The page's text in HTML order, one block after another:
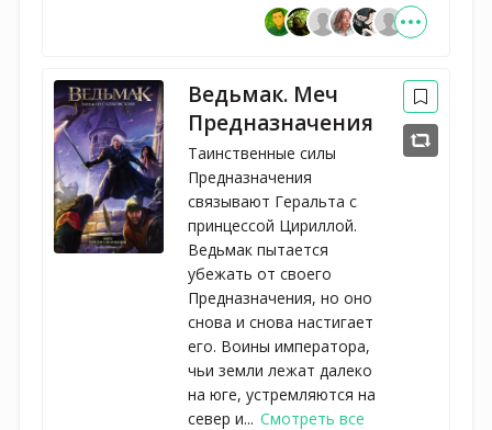
Ведьмак. Меч
Предназначения
Таинственные силы
Предназначения
связывают Геральта с
принцессой Цириллой.
Ведьмак пытается
убежать от своего
Предназначения, но оно
снова и снова настигает
его. Воины императора,
чьи земли лежат далеко
на юге, устремляются на
север и... Смотреть все